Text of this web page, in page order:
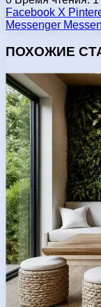
Facebook X
Messenger
ПОХОЖИЕ